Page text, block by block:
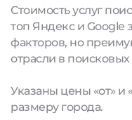
Стоимость услуг
топ Яндекс и Google
факторов, но
отрасли в
Указаны цены «от» и
размеру города.